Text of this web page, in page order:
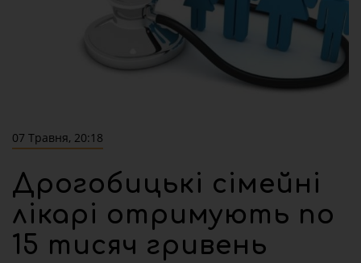
07 Травня, 20:18
Дрогобицькі сімейні
лікарі отримують по
15 тисяч гривень